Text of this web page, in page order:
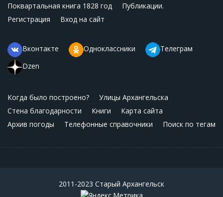
Поквартальная книга 1828 год
Публикации.
Регистрация
Вход на сайт
Вконтакте Одноклассники
Телеграм
Dzen
Когда было построено?
Улицы Архангельска
Стена благодарности
Книги
Карта сайта
Архив погоды
Телефонные справочники Поиск по тегам
2011-2023 Старый Архангельск